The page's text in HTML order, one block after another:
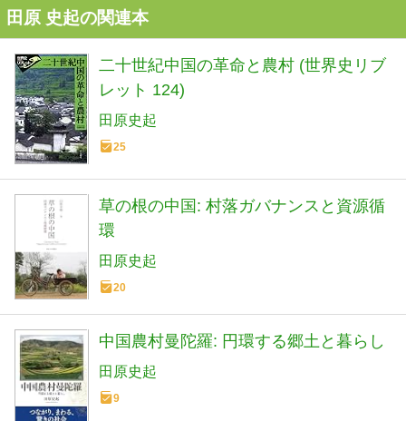
田原 史起の関連本
二十世紀中国の革命と農村 (世界史リブ
レット 124)
田原史起
25
草の根の中国: 村落ガバナンスと資源循
環
田原史起
20
中国農村曼陀羅: 円環する郷土と暮らし
田原史起
9